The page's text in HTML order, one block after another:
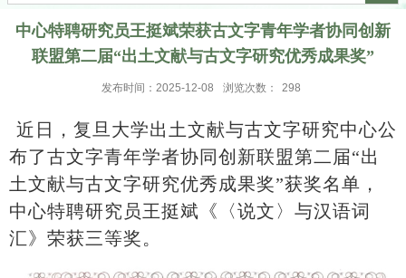
中心特聘研究员王挺斌荣获古文字青年学者协同创新
联盟第二届“出土文献与古文字研究优秀成果奖”
发布时间：2025-12-08 浏览次数： 298
近日，复旦大学出土文献与古文字研究中心公
布了古文字青年学者协同创新联盟第二届“出
土文献与古文字研究优秀成果奖”获奖名单，
中心特聘研究员王挺斌《〈说文〉与汉语词
汇》荣获三等奖。